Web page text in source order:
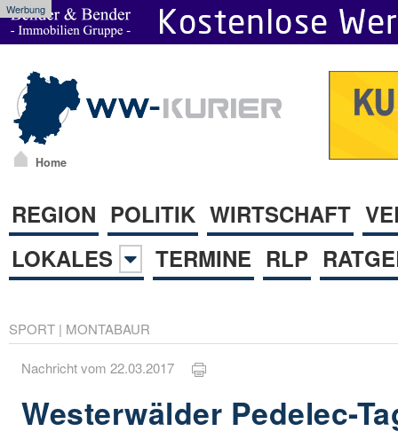
Werbung
Home
REGION POLITIK WIRTSCHAFT
LOKALES
TERMINE RLP
SPORT | MONTABAUR
Nachricht vom 22.03.2017
Westerwälder Pedelec-